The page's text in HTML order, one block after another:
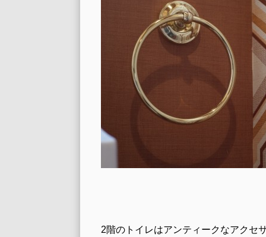
2階のトイレはアンティークなアクセ